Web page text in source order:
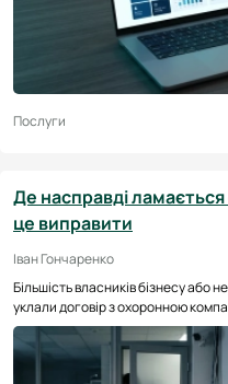
Послуги
Де насправді
це виправити
Іван Гончаренко
Більшість власників бізнесу або
уклали договір з охоронною